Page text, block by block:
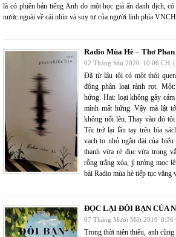
là có phiên bản tiếng Anh do một học giả ẩn danh dịch,
nước ngoài về cái nhìn và suy tư của người lính phía
Radio Mùa Hè – Thơ
02 Tháng Sáu 2020 10:06 CH
Đã từ lâu tôi có một thói
động phân loại rành rọt.
hứng. Hai: loại không gây
mình mất hứng. Vậy mà lật
không nổi lên. Thay vào đó
Tôi trở lại lần tay trên bìa
vạch to nhỏ ngắn dài của
thanh vừa rè đục vừa trong
rỗng trắng xóa, ý tưởng mọc
bài Radio mùa hè tiếp tục văng
ĐỌC LẠI ĐÔI BẠN CỦA
07 Tháng Mười Một 2019 8:36
Trong thời niên thiếu, anh